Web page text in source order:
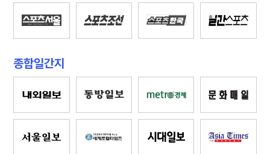
종합일간지